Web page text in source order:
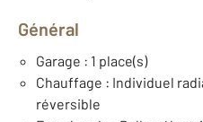
Général
Garage : 1 place(s)
Chauffage : Individuel
réversible